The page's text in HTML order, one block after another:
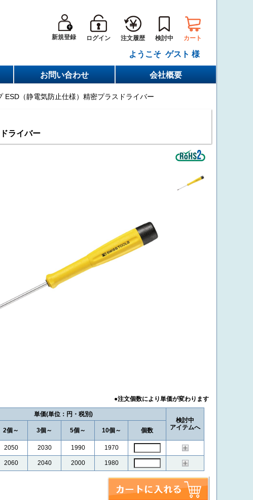
新規登録 ログイン 注文履歴 検討中 カート
ようこそ ゲスト 様
お問い合わせ 会社概要
ESD（静電気防止仕様）精密プラスドライバー
ライバー
単価
検討中
アイテムへ
2個～ 3個～ 5個～ 10個～ 個数
2050 2030 1990 1970
2060 2040 2000 1980